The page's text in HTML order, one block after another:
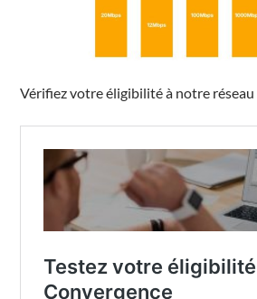
Vérifiez votre éligibilité à notre